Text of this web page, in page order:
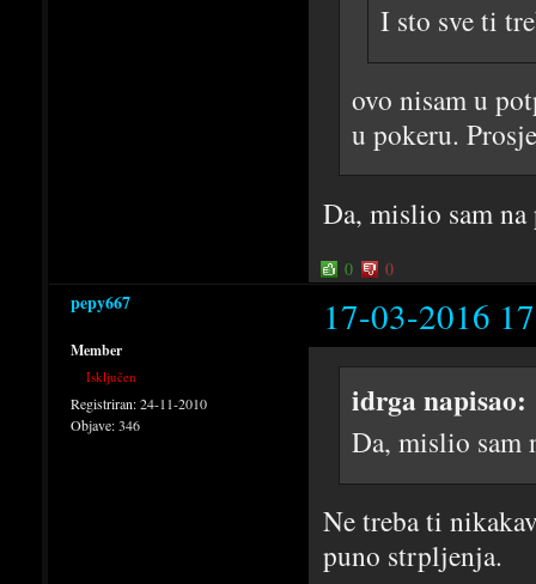
I sto sve ti
ovo nisam u
u pokeru.
Da, mislio sam
0 0
pepy667 17-03-2016
Member
Isključen
Registriran:24-11-2010
Objave:346
idrga napisao:
Da, mislio sam
Ne treba ti
puno strpljenja.